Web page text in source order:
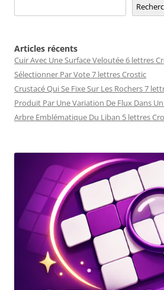
Articles récents
Cuir Avec Une Surface Veloutée 6 lettres
Sélectionner Par Vote 7 lettres Crostic
Crustacé Qui Se Fixe Sur Les Rochers 7
Produit Par Une Variation De Flux Dans
Arbre Emblématique Du Liban 5 lettres